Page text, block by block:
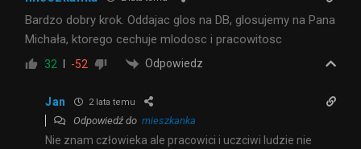
Bardzo dobry krok. Oddajac glos na DB, glosujemy na Pana
Michała, ktorego cechuje mlodosc i pracowitosc
32 -52 Odpowiedz
Jan 2 lata temu
Odpowiedź do mieszkanka
Nie znam człowieka ale pracowici i uczciwi ludzie nie